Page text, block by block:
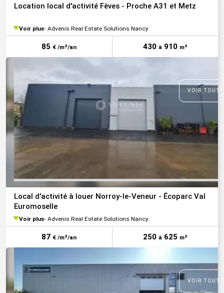
Location local d'activité Fèves - Proche A31 et Metz
Voir plus Advenis Real Estate Solutions Nancy
85 € /m²/an 430 à 910 m²
VOIR
Local d'activité à louer Norroy-le-Veneur - Écoparc Val
Euromoselle
Voir plus Advenis Real Estate Solutions Nancy
87 € /m²/an 250 à 625 m²
VOIR